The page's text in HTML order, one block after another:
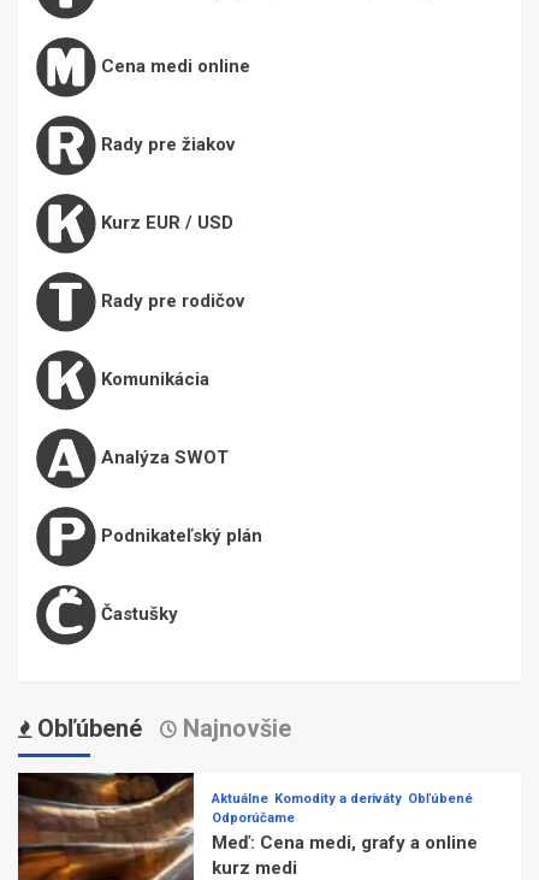
Cena medi online
Rady pre žiakov
Kurz EUR / USD
Rady pre rodičov
Komunikácia
Analýza SWOT
Podnikateľský plán
Častušky
Obľúbené Najnovšie
Aktuálne Komodity a deriváty Obľúbené
Odporúčame
Meď: Cena medi, grafy a online
kurz medi